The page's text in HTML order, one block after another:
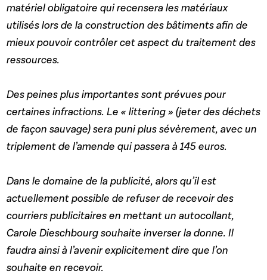
matériel obligatoire qui recensera les matériaux
utilisés lors de la construction des bâtiments afin de
mieux pouvoir contrôler cet aspect du traitement des
ressources.
Des peines plus importantes sont prévues pour
certaines infractions. Le « littering » (jeter des déchets
de façon sauvage) sera puni plus sévèrement, avec un
triplement de l’amende qui passera à 145 euros.
Dans le domaine de la publicité, alors qu’il est
actuellement possible de refuser de recevoir des
courriers publicitaires en mettant un autocollant,
Carole Dieschbourg souhaite inverser la donne. Il
faudra ainsi à l’avenir explicitement dire que l’on
souhaite en recevoir.